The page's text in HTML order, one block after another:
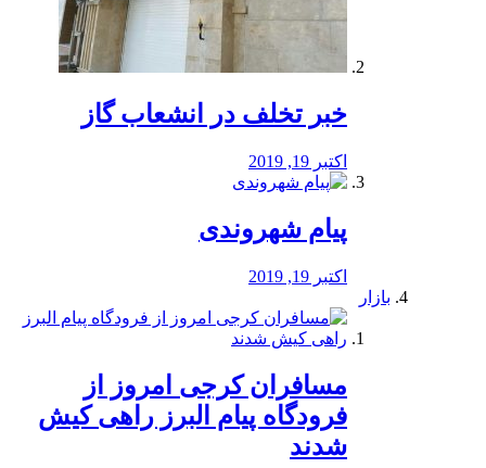
خبر تخلف در انشعاب گاز
اکتبر 19, 2019
پیام شهروندی
اکتبر 19, 2019
بازار
مسافران کرجی امروز از
فرودگاه پیام البرز راهی کیش
شدند